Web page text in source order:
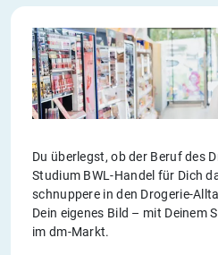
Du überlegst, ob der Beruf des
Studium BWL-Handel für Dich
schnuppere in den Drogerie-
Dein eigenes Bild – mit
im dm-Markt.